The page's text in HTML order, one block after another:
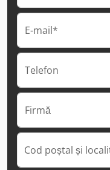
E-mail*
Telefon
Firmă
Cod poștal și